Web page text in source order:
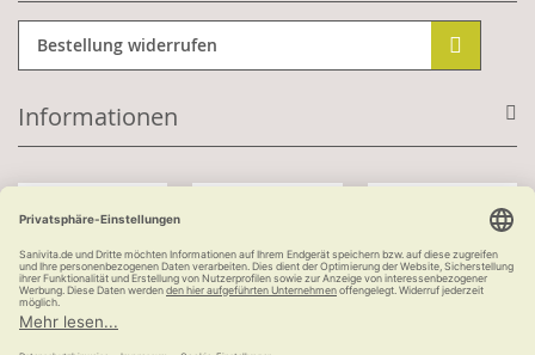
Bestellung widerrufen
Informationen
Kauf auf Rechnung